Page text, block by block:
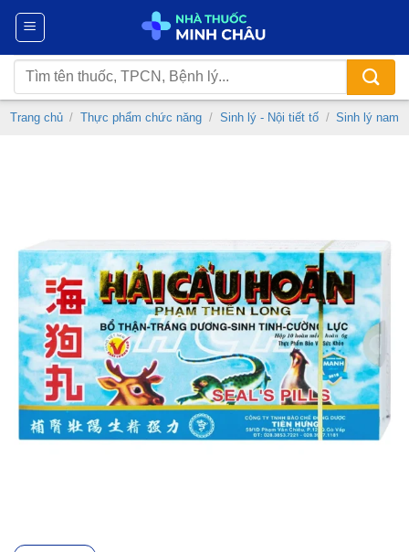
Chuyển
nội
dung
Tìm
kiếm:
Trang chủ / Thực phẩm chức năng / Sinh lý - Nội tiết tố / Sinh lý nam